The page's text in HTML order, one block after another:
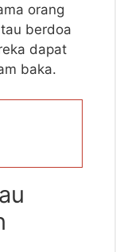
orang
berdoa
dapat
baka.